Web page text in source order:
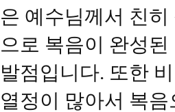
은 예수님께서 친
으로 복음이 완성
발점입니다. 또한
열정이 많아서 복